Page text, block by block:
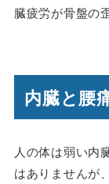
臓疲労が骨盤の
内臓と腰
人の体は弱い内
はありませんが